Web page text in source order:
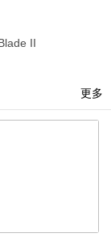
II
更多